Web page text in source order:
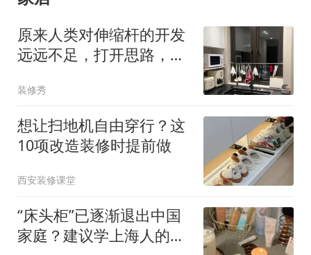
原来人类对伸缩杆的开发
远远不足，打开思路，秒
装修秀
想让扫地机自由穿行？这
10项改造装修时提前做
西安装修课堂
“床头柜”已逐渐退出中国
家庭？建议学上海人的高